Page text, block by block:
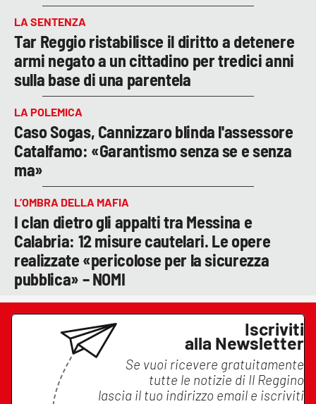
LA SENTENZA
Tar Reggio ristabilisce il diritto a detenere
armi negato a un cittadino per tredici anni
sulla base di una parentela
LA POLEMICA
Caso Sogas, Cannizzaro blinda l'assessore
Catalfamo: «Garantismo senza se e senza
ma»
L’OMBRA DELLA MAFIA
I clan dietro gli appalti tra Messina e
Calabria: 12 misure cautelari. Le opere
realizzate «pericolose per la sicurezza
pubblica» – NOMI
Iscriviti
alla Newsletter
Se vuoi ricevere gratuitamente
tutte le notizie di Il Reggino
lascia il tuo indirizzo email e iscriviti